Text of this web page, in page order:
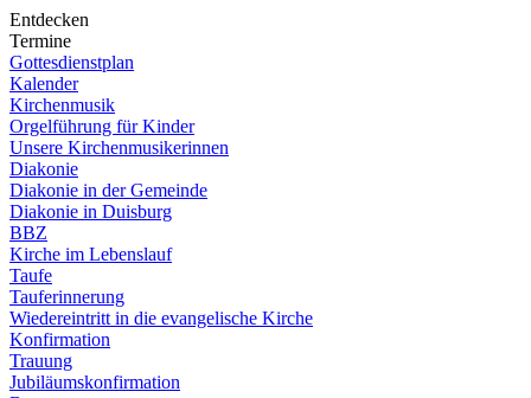
Entdecken
Termine
Gottesdienstplan
Kalender
Kirchenmusik
Orgelführung für Kinder
Unsere Kirchenmusikerinnen
Diakonie
Diakonie in der Gemeinde
Diakonie in Duisburg
BBZ
Kirche im Lebenslauf
Taufe
Tauferinnerung
Wiedereintritt in die evangelische Kirche
Konfirmation
Trauung
Jubiläumskonfirmation